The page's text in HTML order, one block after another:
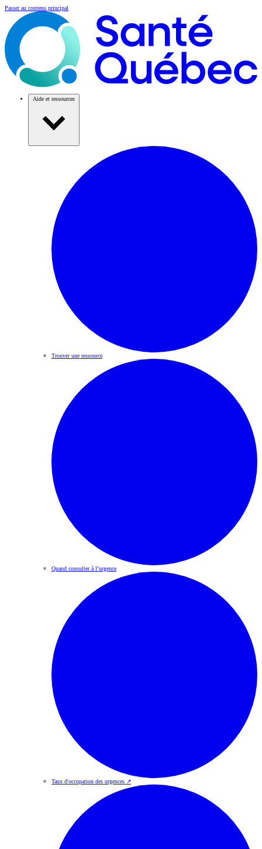
Passer au contenu principal
Aide et ressources
Trouver une ressource
Quand consulter à l’urgence
Taux d'occupation des urgences ↗